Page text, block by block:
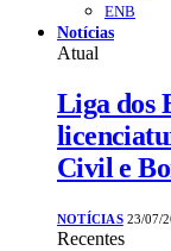
ENB
Notícias
Atual
Liga dos
Civil e
NOTÍCIAS 23/07/
Recentes